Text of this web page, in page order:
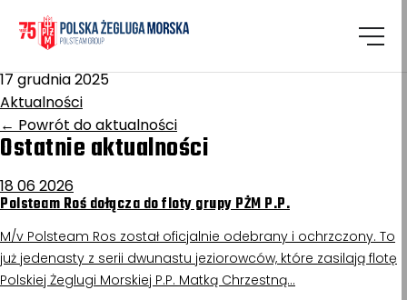
Homepage
Sudety
17 grudnia 2025
Aktualności
← Powrót do aktualności
Ostatnie aktualności
18 06 2026
Polsteam Roś dołącza do floty grupy PŻM P.P.
M/v Polsteam Ros został oficjalnie odebrany i ochrzczony. To
już jedenasty z serii dwunastu jeziorowców, które zasilają flotę
Polskiej Żeglugi Morskiej P.P. Matką Chrzestną…